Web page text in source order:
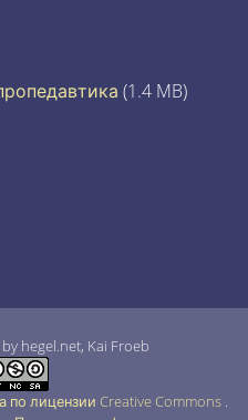
(1.4 MB)
hegel.net, Kai Froeb
по лицензии Creative Commons .